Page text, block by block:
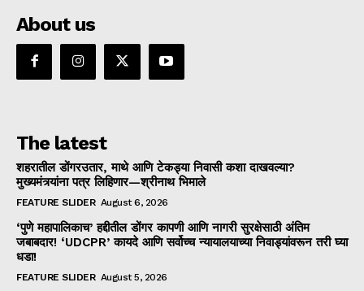
About us
The latest
शहरातील डोंगरउतार, माथे आणि टेकड्या निवासी कशा दाखवल्या?
मुख्यमंत्र्यांना पत्र लिहिणार—श्रीनाथ भिमाले
FEATURE SLIDER August 6, 2026
‘पुणे महापालिकाच’ हद्दीतील डोंगर कापणी आणि नागरी सुरक्षेसाठी अंतिम
जबाबदार! ‘UDCPR’ कायदे आणि सर्वोच्च न्यायालयाच्या निवाड्यांवरून तरी घ्या
धडा!
FEATURE SLIDER August 5, 2026